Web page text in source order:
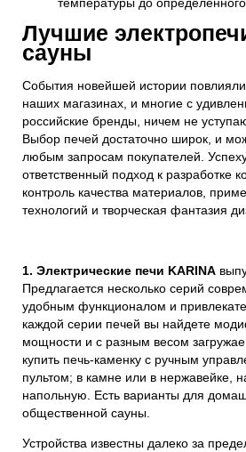
Лучшие
сауны
События новейшей истории
наших магазинах, и многие с
российские бренды, ничем не
Выбор печей достаточно широк, и
любым запросам покупателей.
ответственный подход к разработке
контроль качества материалов,
технологий и творческая фантазия
1. Электрические печи KARINA
Предлагается несколько серий
удобным функционалом и
каждой серии печей вы найдете
мощности и с разным весом
купить печь-каменку с ручным
пультом; в камне или в нержавейке,
напольную. Есть варианты для
общественной сауны.
Устройства известны далеко за